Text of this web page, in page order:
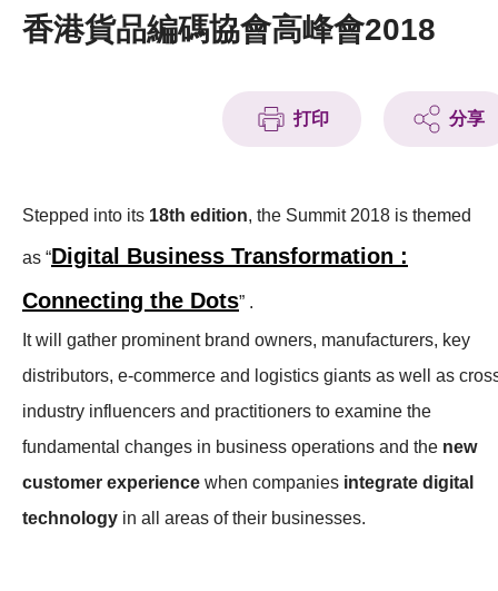
獎項
科技分享
會籍
香港貨品編碼協會高峰會2018
打印 分享
Stepped into its 18th edition, the Summit 2018 is themed
as “Digital Business Transformation :
Connecting the Dots” .
It will gather prominent brand owners, manufacturers, key
distributors, e-commerce and logistics giants as well as
industry influencers and practitioners to examine the
fundamental changes in business operations and the new
customer experience when companies integrate digital
technology in all areas of their businesses.